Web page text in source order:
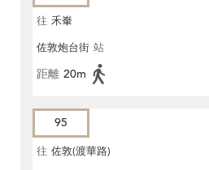
往 禾輋
佐敦炮台街 站
距離 20m
95
往 佐敦(渡華路)